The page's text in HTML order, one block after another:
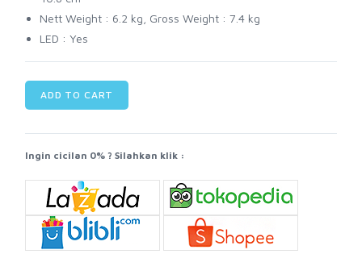
Nett Weight : 6.2 kg, Gross Weight : 7.4 kg
LED : Yes
ADD TO CART
Ingin cicilan 0% ? Silahkan klik :